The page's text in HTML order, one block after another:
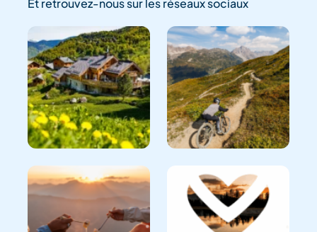
Et retrouvez-nous sur les réseaux sociaux